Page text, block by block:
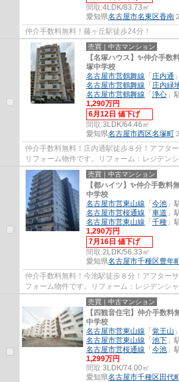
間取:4LDK/83.73㎡
愛知県名古屋市名東区香南
仲介手数料無料！藤ヶ丘駅徒歩24分！
売買｜中古マンション
【名塚ハウス】✨️仲介手数
塚中学校
名古屋市営鶴舞線 「 庄内通
名古屋市営鶴舞線 「 庄内緑
名古屋市営鶴舞線 「 浄心 」
1,290万円
6月12日 値下げ
間取:3LDK/64.46㎡
愛知県名古屋市西区名塚町
仲介手数料無料！庄内通駅徒歩８分！アフタ
リフォーム物件です。リフォーム：レジデン
売買｜中古マンション
【都ハイツ】✨️仲介手数料
中学校
名古屋市営東山線 「 今池 」
名古屋市営桜通線 「 車道 」
名古屋市営東山線 「 千種 」
1,290万円
7月16日 値下げ
間取:2LDK/56.33㎡
愛知県名古屋市千種区豊年
仲介手数料無料！今池駅徒歩８分！アフター
フォーム物件です。リフォーム：レジデンシ
店 分譲主：野松建設㈱
売買｜中古マンション
【四観音住宅】仲介手数
中学校
名古屋市営東山線 「 覚王山
名古屋市営東山線 「 池下 」
名古屋市営桜通線 「 今池 」
1,299万円
間取:3LDK/74.00㎡
愛知県名古屋市千種区 田代